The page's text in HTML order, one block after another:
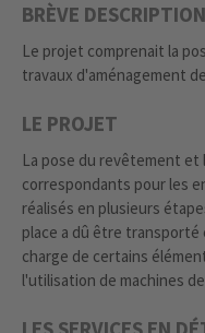
BRÈVE DESCRIPTION
Le projet comprenait la
travaux d'aménagement
LE PROJET
La pose du revêtement
correspondants pour les
réalisés en plusieurs
place a dû être transporté
charge de certains
l'utilisation de machines